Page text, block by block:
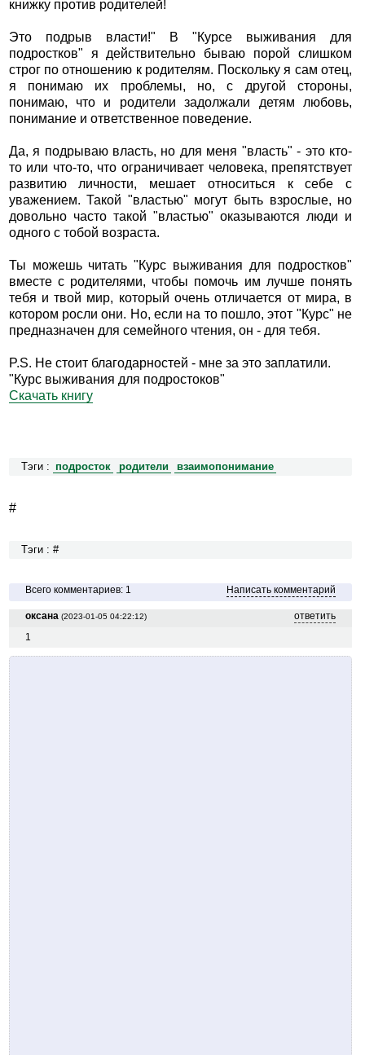
книжку против родителей!
Это подрыв власти!" В "Курсе выживания для
подростков" я действительно бываю порой слишком
строг по отношению к родителям. Поскольку я сам отец,
я понимаю их проблемы, но, с другой стороны,
понимаю, что и родители задолжали детям любовь,
понимание и ответственное поведение.
Да, я подрываю власть, но для меня "власть" - это кто-
то или что-то, что ограничивает человека, препятствует
развитию личности, мешает относиться к себе с
уважением. Такой "властью" могут быть взрослые, но
довольно часто такой "властью" оказываются люди и
одного с тобой возраста.
Ты можешь читать "Курс выживания для подростков"
вместе с родителями, чтобы помочь им лучше понять
тебя и твой мир, который очень отличается от мира, в
котором росли они. Но, если на то пошло, этот "Курс" не
предназначен для семейного чтения, он - для тебя.
P.S. Не стоит благодарностей - мне за это заплатили.
"Курс выживания для подростоков"
Скачать книгу
Тэги : подросток родители взаимопонимание
#
Тэги : #
Всего комментариев: 1 Написать комментарий
оксана (2023-01-05 04:22:12)
ответить
1